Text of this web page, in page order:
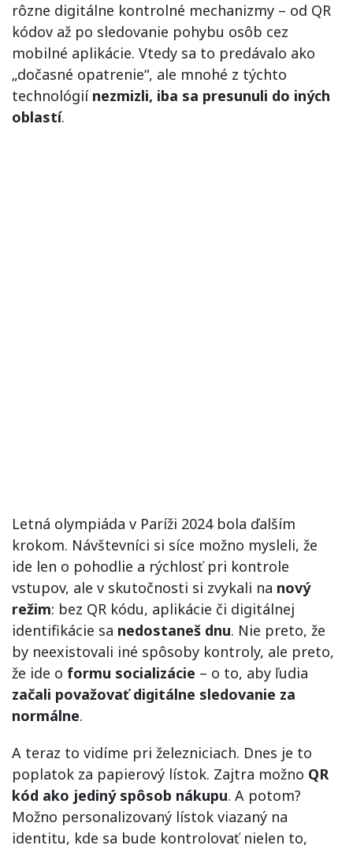
rôzne digitálne kontrolné mechanizmy – od QR
kódov až po sledovanie pohybu osôb cez
mobilné aplikácie. Vtedy sa to predávalo ako
„dočasné opatrenie“, ale mnohé z týchto
technológií nezmizli, iba sa presunuli do iných
oblastí.
Letná olympiáda v Paríži 2024 bola ďalším
krokom. Návštevníci si síce možno mysleli, že
ide len o pohodlie a rýchlosť pri kontrole
vstupov, ale v skutočnosti si zvykali na nový
režim: bez QR kódu, aplikácie či digitálnej
identifikácie sa nedostaneš dnu. Nie preto, že
by neexistovali iné spôsoby kontroly, ale preto,
že ide o formu socializácie – o to, aby ľudia
začali považovať digitálne sledovanie za
normálne.
A teraz to vidíme pri železniciach. Dnes je to
poplatok za papierový lístok. Zajtra možno QR
kód ako jediný spôsob nákupu. A potom?
Možno personalizovaný lístok viazaný na
identitu, kde sa bude kontrolovať nielen to,